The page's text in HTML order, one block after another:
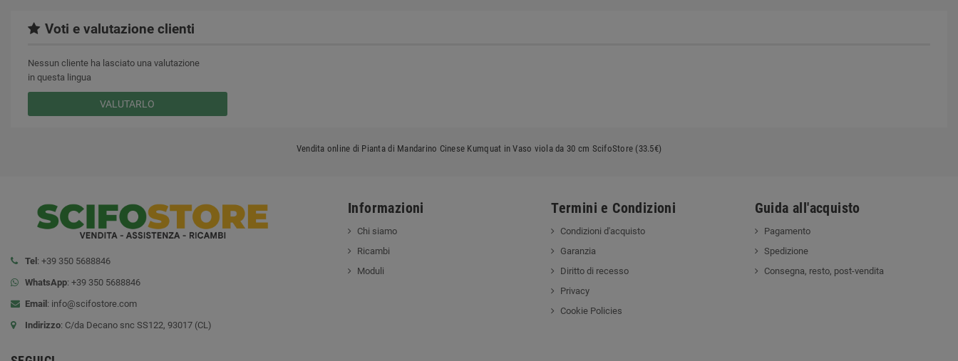
Voti e valutazione clienti
Nessun cliente ha lasciato una valutazione
in questa lingua
VALUTARLO
Vendita online di Pianta di Mandarino Cinese Kumquat in Vaso viola da 30 cm ScifoStore (33.5€)
Tel: +39 350 5688846
WhatsApp: +39 350 5688846
Email: info@scifostore.com
Indirizzo: C/da Decano snc SS122, 93017 (CL)
Informazioni
Chi siamo
Ricambi
Moduli
Termini e Condizioni
Condizioni d'acquisto
Garanzia
Diritto di recesso
Privacy
Cookie Policies
Guida all'acquisto
Pagamento
Spedizione
Consegna, resto, post-vendita